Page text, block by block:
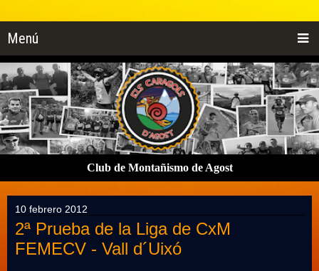
Menú
Club de Montañismo de Agost
10 febrero 2012
2ª Prueba de la Liga de CxM
FEMECV - Vall d´Uixó